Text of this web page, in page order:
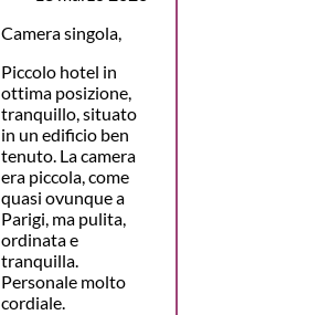
Camera singola,
Piccolo hotel in
ottima posizione,
tranquillo, situato
in un edificio ben
tenuto. La camera
era piccola, come
quasi ovunque a
Parigi, ma pulita,
ordinata e
tranquilla.
Personale molto
cordiale.